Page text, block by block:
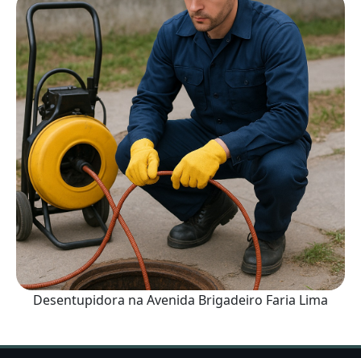
Desentupidora na Avenida Brigadeiro Faria Lima